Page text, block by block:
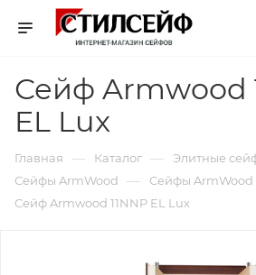
Сейф Armwood
EL Lux
Главная — Каталог — Элитные
Сейфы ArmWood — Сейфы ArmWood
Сейф Armwood 11NNP EL Lux